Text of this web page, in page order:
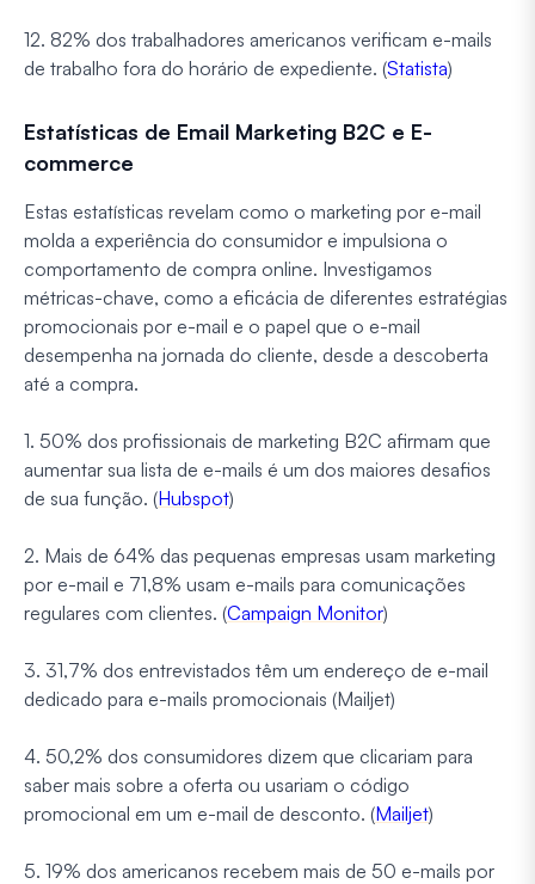
12. 82% dos trabalhadores americanos verificam e-mails
de trabalho fora do horário de expediente. (Statista)
Estatísticas de Email Marketing B2C e E-
commerce
Estas estatísticas revelam como o marketing por e-mail
molda a experiência do consumidor e impulsiona o
comportamento de compra online. Investigamos
métricas-chave, como a eficácia de diferentes estratégias
promocionais por e-mail e o papel que o e-mail
desempenha na jornada do cliente, desde a descoberta
até a compra.
1. 50% dos profissionais de marketing B2C afirmam que
aumentar sua lista de e-mails é um dos maiores desafios
de sua função. (Hubspot)
2. Mais de 64% das pequenas empresas usam marketing
por e-mail e 71,8% usam e-mails para comunicações
regulares com clientes. (Campaign Monitor)
3. 31,7% dos entrevistados têm um endereço de e-mail
dedicado para e-mails promocionais (Mailjet)
4. 50,2% dos consumidores dizem que clicariam para
saber mais sobre a oferta ou usariam o código
promocional em um e-mail de desconto. (Mailjet)
5. 19% dos americanos recebem mais de 50 e-mails por